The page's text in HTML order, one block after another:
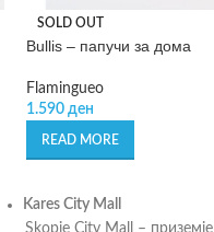
SOLD OUT
Bullis – папучи за дома
Flamingueo
1.590 ден
READ MORE
Kares City Mall
Skopje City Mall – приземје